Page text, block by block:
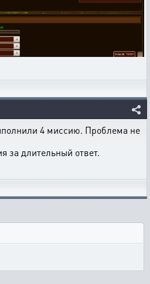
4 миссию. Проблема не
за длительный ответ.